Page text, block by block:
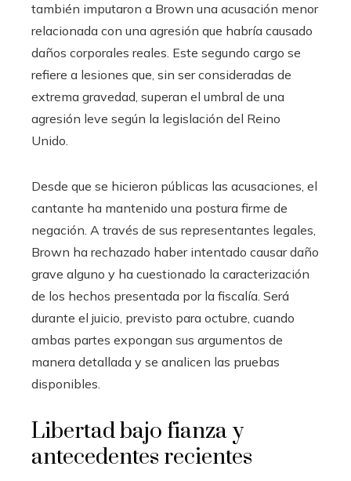
también imputaron a Brown una acusación menor
relacionada con una agresión que habría causado
daños corporales reales. Este segundo cargo se
refiere a lesiones que, sin ser consideradas de
extrema gravedad, superan el umbral de una
agresión leve según la legislación del Reino
Unido.
Desde que se hicieron públicas las acusaciones, el
cantante ha mantenido una postura firme de
negación. A través de sus representantes legales,
Brown ha rechazado haber intentado causar daño
grave alguno y ha cuestionado la caracterización
de los hechos presentada por la fiscalía. Será
durante el juicio, previsto para octubre, cuando
ambas partes expongan sus argumentos de
manera detallada y se analicen las pruebas
disponibles.
Libertad bajo fianza y
antecedentes recientes